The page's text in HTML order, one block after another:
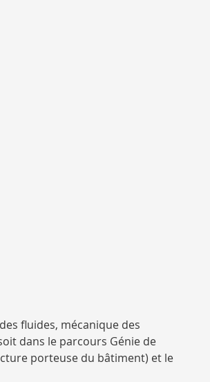
fluides, mécanique des
dans le parcours Génie de
porteuse du bâtiment) et le